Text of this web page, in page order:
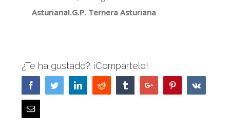
AsturianaI.G.P. Ternera Asturiana
¿Te ha gustado? ¡Compártelo!
FacebookTwitterLinkedinReddit TumblrGoogle+ PinterestVk
Email